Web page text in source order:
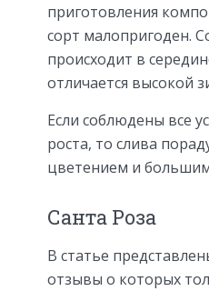
приготовления
сорт малопригоден.
происходит в
отличается высокой
Если соблюдены все
роста, то слива
цветением и
Санта Роза
В статье
отзывы о которых